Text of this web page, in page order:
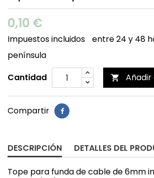
0,10 €
Impuestos incluidos
entre 24 y 48
península
Cantidad

Compartir
DESCRIPCIÓN DETALLES DEL
Tope para funda de cable de 6mm